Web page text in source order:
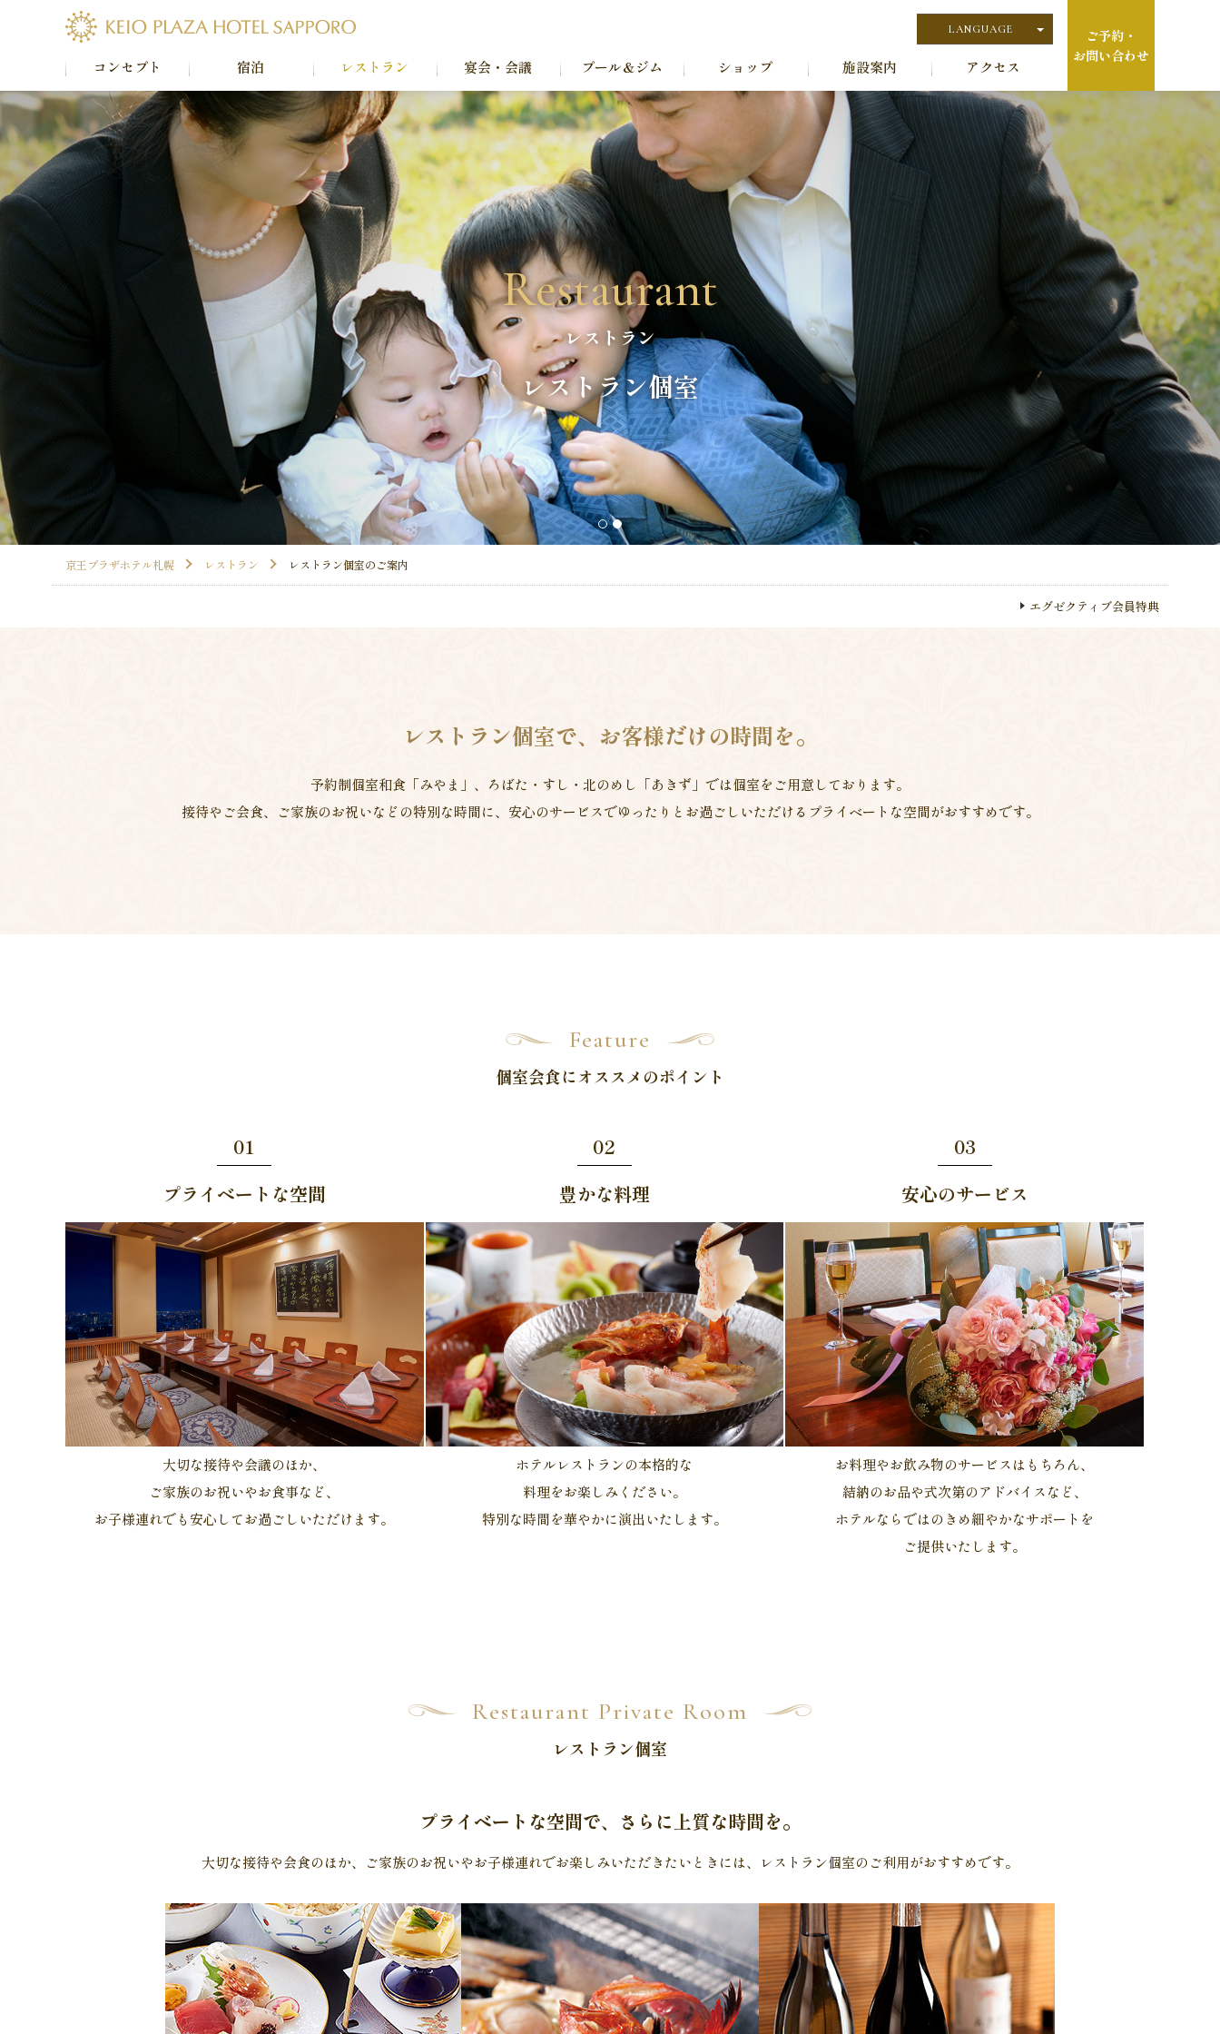
コンセプト 宿泊 レストラン 宴会・会議 プール＆ジム ショップ 施設案内 アクセス
LANGUAGE
English
ご予約・
お問い合わせ
Restaurant
レストラン
レストラン個室
1 2
京王プラザホテル札幌 レストラン レストラン個室のご案内
エグゼクティブ会員特典
レストラン個室で、お客様だけの時間を。
予約制個室和食「みやま」、ろばた・すし・北のめし「あきず」では個室をご用意しております。
接待やご会食、ご家族のお祝いなどの特別な時間に、安心のサービスでゆったりとお過ごしいただけるプライベートな空間がおすすめです。
Feature
個室会食にオススメのポイント
01
プライベートな空間
大切な接待や会議のほか、
ご家族のお祝いやお食事など、
お子様連れでも安心してお過ごしいただけます。
02
豊かな料理
ホテルレストランの本格的な
料理をお楽しみください。
特別な時間を華やかに演出いたします。
03
安心のサービス
お料理やお飲み物のサービスはもちろん、
結納のお品や式次第のアドバイスなど、
ホテルならではのきめ細やかなサポートを
ご提供いたします。
Restaurant Private Room
レストラン個室
プライベートな空間で、 さらに上質な時間を。
大切な接待や会食のほか、ご家族のお祝いやお子様連れでお楽しみいただきたいときには、レストラン個室のご利用がおすすめです。